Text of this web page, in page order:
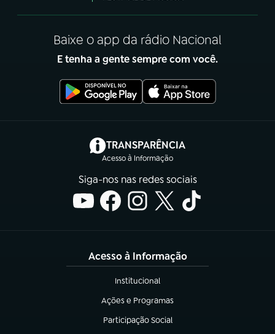
Baixe o app da rádio Nacional
E tenha a gente sempre com você.
TRANSPARÊNCIA
Acesso à Informação
(abre em nova aba)
Siga-nos nas redes sociais
Acesso à Informação
Institucional
(abre em nova aba)
Ações e Programas
(abre em nova aba)
Participação Social
(abre em nova aba)